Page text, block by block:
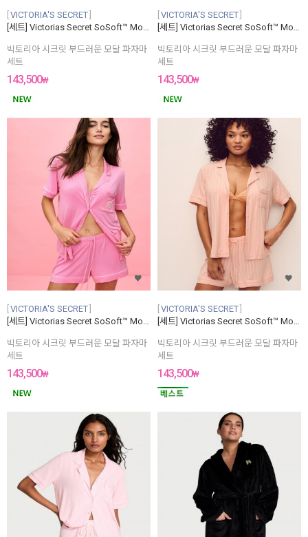
VICTORIA'S SECRET
[세트] Victorias Secret SoSoft™ Modal Short Pajama Set
빅토리아 시크릿 부드러운 모달 파자마
세트
143,500₩
VICTORIA'S SECRET
[세트] Victorias Secret SoSoft™ Modal Short Pajama Set
빅토리아 시크릿 부드러운 모달 파자마
세트
143,500₩
VICTORIA'S SECRET
빅토리아 시크릿 부드러운 모달 파자마
세트
143,500₩
VICTORIA'S SECRET
빅토리아 시크릿 부드러운 모달 파자마
세트
143,500₩